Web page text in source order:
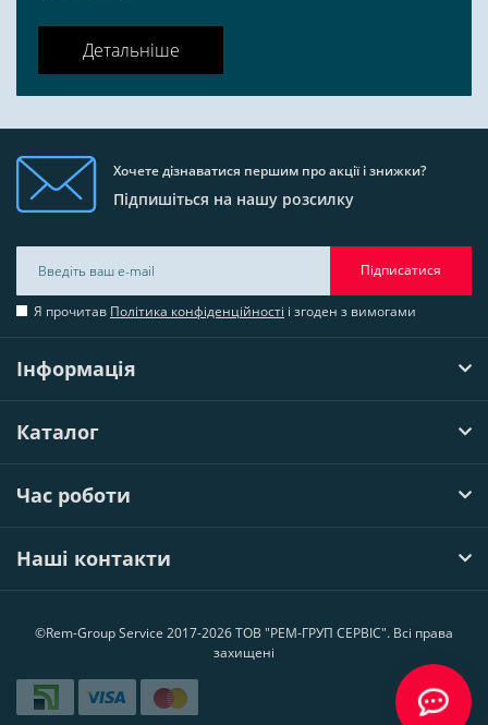
Детальніше
Хочете дізнаватися першим про акції і знижки?
Підпишіться на нашу розсилку
Підписатися
Я прочитав Політика конфіденційності і згоден з вимогами
Інформація
Каталог
Час роботи
Наші контакти
©Rem-Group Service 2017-2026 ТОВ "РЕМ-ГРУП СЕРВІС". Всі права
захищені